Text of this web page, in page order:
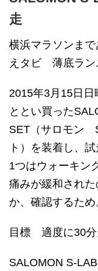
走
横浜マラソンま
えタビ 薄底ラン
2015年3月15日
ととい買った
SET（サロモ
ト）を装着し、
1つはウォーキン
痛みが緩和され
か、確認するため
目標 適度に30分
SALOMON S-